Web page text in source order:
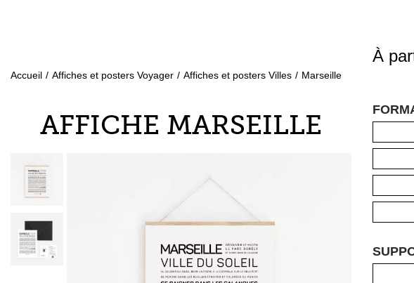
Accueil / Affiches et posters Voyager / Affiches et posters Villes / Marseille
AFFICHE MARSEILLE
À